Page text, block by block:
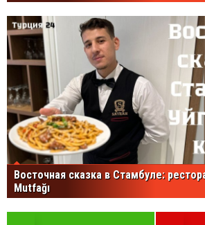
Восточная сказка в Стамбуле:
Mutfağı